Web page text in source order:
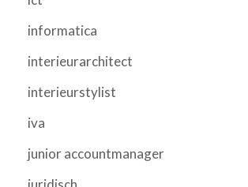
informatica
interieurarchitect
interieurstylist
iva
junior accountmanager